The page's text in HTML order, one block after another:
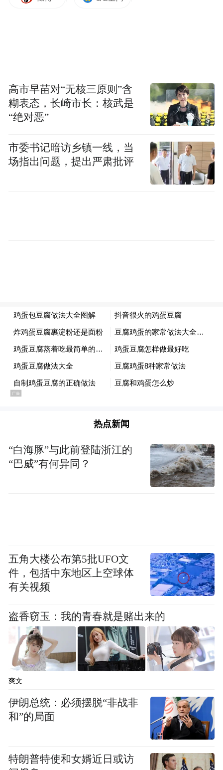
杨紫坐姿优雅端庄，气质温婉。
高市早苗对“无核三原则”含
糊表态，长崎市长：核武是
“绝对恶”
市委书记暗访乡镇一线，当
场指出问题，提出严肃批评
热点新闻
“白海豚”与此前登陆浙江的
“巴威”有何异同？
五角大楼公布第5批UFO文
件，包括中东地区上空球体
有关视频
盗香窃玉：我的青春就是赌出来的
爽文
伊朗总统：必须摆脱“非战非
和”的局面
特朗普特使和女婿近日或访